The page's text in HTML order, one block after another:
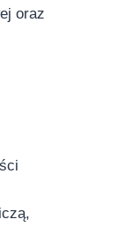
oraz